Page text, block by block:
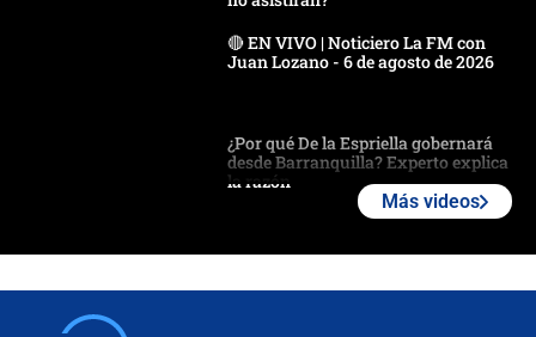
🔴 EN VIVO | Noticiero La FM con
Juan Lozano - 6 de agosto de 2026
¿Por qué De la Espriella gobernará
desde Barranquilla? Experto explica
la razón
Más videos